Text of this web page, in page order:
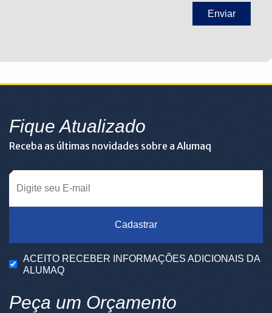
Fique Atualizado
Receba as últimas novidades sobre a Alumaq
Cadastrar
ACEITO RECEBER INFORMAÇÕES ADICIONAIS DA
ALUMAQ
Peça um Orçamento